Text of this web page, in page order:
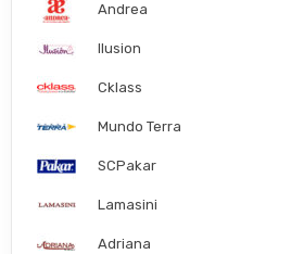
Andrea
Ilusion
Cklass
Mundo Terra
SCPakar
Lamasini
Adriana